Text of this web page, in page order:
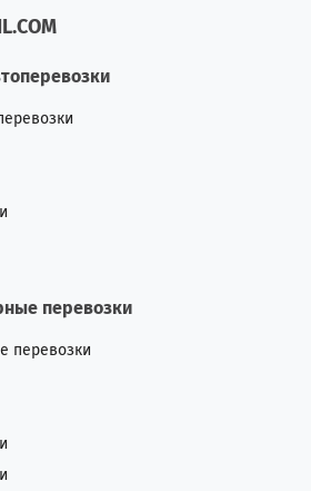
перевозки
перевозки